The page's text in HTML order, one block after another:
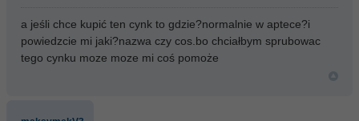
a jeśli chce kupić ten cynk to gdzie?normalnie w aptece?i
powiedzcie mi jaki?nazwa czy cos.bo chciałbym sprubowac
tego cynku moze moze mi coś pomoże